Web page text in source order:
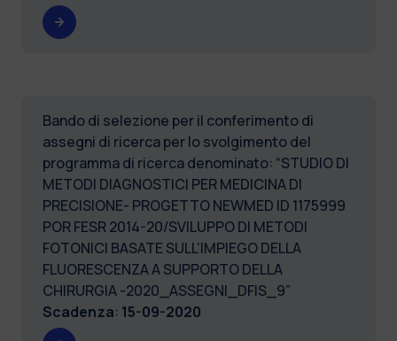
Bando di selezione per il conferimento di
assegni di ricerca per lo svolgimento del
programma di ricerca denominato: “STUDIO DI
METODI DIAGNOSTICI PER MEDICINA DI
PRECISIONE- PROGETTO NEWMED ID 1175999
POR FESR 2014-20/SVILUPPO DI METODI
FOTONICI BASATE SULL'IMPIEGO DELLA
FLUORESCENZA A SUPPORTO DELLA
CHIRURGIA -2020_ASSEGNI_DFIS_9”
Scadenza: 15-09-2020